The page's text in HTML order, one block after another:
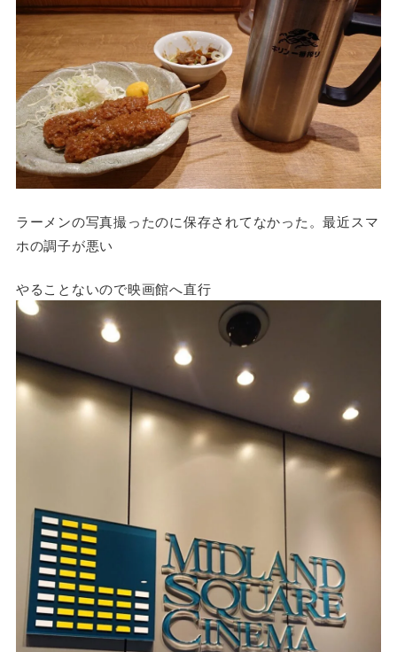
ラーメンの写真撮ったのに保存されてなかった。最近スマ
ホの調子が悪い
やることないので映画館へ直行